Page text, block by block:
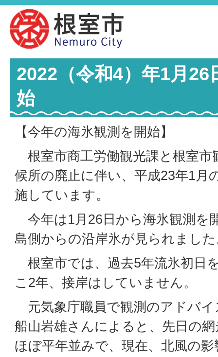
2022（令和4）年1月
始
【今年の海氷観測を開始】
根室市商工労働観光課と根室市
候所の廃止に伴い、平成23年1月
施しています。
今年は1月26日から海氷観測を
島側からの沿岸氷が見られまし
根室市では、過去5年流氷初日
こ2年、接岸はしていません。
元気象庁職員で観測のアドバ
船山岩雄さんによると、先日の
ほぼ平年並みで、現在、北風の